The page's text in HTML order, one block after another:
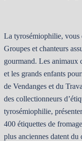
La tyrosémiophilie, vous
Groupes et chanteurs
gourmand. Les animaux
et les grands enfants
de Vendanges et du
des collectionneurs
tyrosémiophilie,
400 étiquettes de
plus anciennes datent